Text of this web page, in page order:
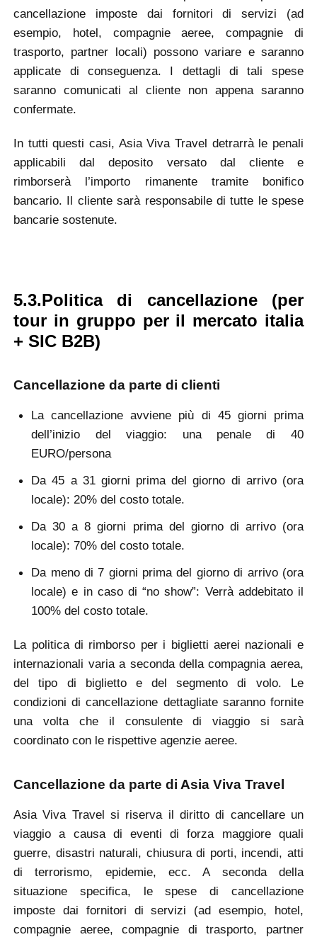
cancellazione imposte dai fornitori di servizi (ad
esempio, hotel, compagnie aeree, compagnie di
trasporto, partner locali) possono variare e saranno
applicate di conseguenza. I dettagli di tali spese
saranno comunicati al cliente non appena saranno
confermate.
In tutti questi casi, Asia Viva Travel detrarrà le penali
applicabili dal deposito versato dal cliente e
rimborserà l’importo rimanente tramite bonifico
bancario. Il cliente sarà responsabile di tutte le spese
bancarie sostenute.
5.3.Politica di cancellazione (per
tour in gruppo per il mercato italia
+ SIC B2B)
Cancellazione da parte di clienti
La cancellazione avviene più di 45 giorni prima
dell’inizio del viaggio: una penale di 40
EURO/persona
Da 45 a 31 giorni prima del giorno di arrivo (ora
locale): 20% del costo totale.
Da 30 a 8 giorni prima del giorno di arrivo (ora
locale): 70% del costo totale.
Da meno di 7 giorni prima del giorno di arrivo (ora
locale) e in caso di “no show”: Verrà addebitato il
100% del costo totale.
La politica di rimborso per i biglietti aerei nazionali e
internazionali varia a seconda della compagnia aerea,
del tipo di biglietto e del segmento di volo. Le
condizioni di cancellazione dettagliate saranno fornite
una volta che il consulente di viaggio si sarà
coordinato con le rispettive agenzie aeree.
Cancellazione da parte di Asia Viva Travel
Asia Viva Travel si riserva il diritto di cancellare un
viaggio a causa di eventi di forza maggiore quali
guerre, disastri naturali, chiusura di porti, incendi, atti
di terrorismo, epidemie, ecc. A seconda della
situazione specifica, le spese di cancellazione
imposte dai fornitori di servizi (ad esempio, hotel,
compagnie aeree, compagnie di trasporto, partner